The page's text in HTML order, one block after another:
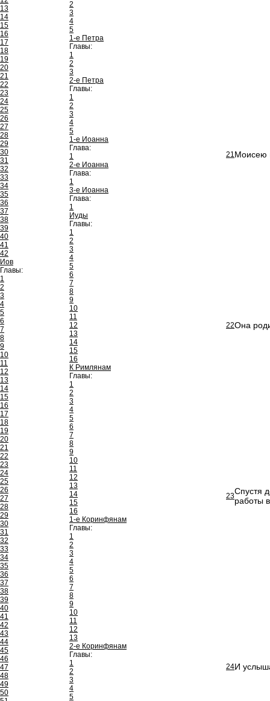
13
14
15
16
17
18
19
20
21
22
23
24
25
26
27
28
29
30
31
32
33
34
35
36
37
38
39
40
41
42
Иов
Главы:
1
2
3
4
5
6
7
8
9
10
11
12
13
14
15
16
17
18
19
20
21
22
23
24
25
26
27
28
29
30
31
32
33
34
35
36
37
38
39
40
41
42
43
44
45
46
47
48
49
50
2
3
4
5
1-е Петра
Главы:
1
2
3
2-е Петра
Главы:
1
2
3
4
5
1-е Иоанна
Глава:
1
2-е Иоанна
Глава:
1
3-е Иоанна
Глава:
1
Иуды
Главы:
1
2
3
4
5
6
7
8
9
10
11
12
13
14
15
16
К Римлянам
Главы:
1
2
3
4
5
6
7
8
9
10
11
12
13
14
15
16
1-е Коринфянам
Главы:
1
2
3
4
5
6
7
8
9
10
11
12
13
2-е Коринфянам
Главы:
1
2
3
4
5
21Моисею
22Она
23Спустя
работы
24И